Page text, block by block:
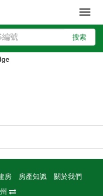
搜索
房 房產知識
關於我們